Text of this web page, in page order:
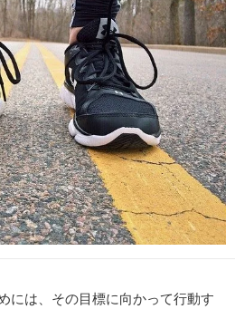
には、その目標に向かって行動す